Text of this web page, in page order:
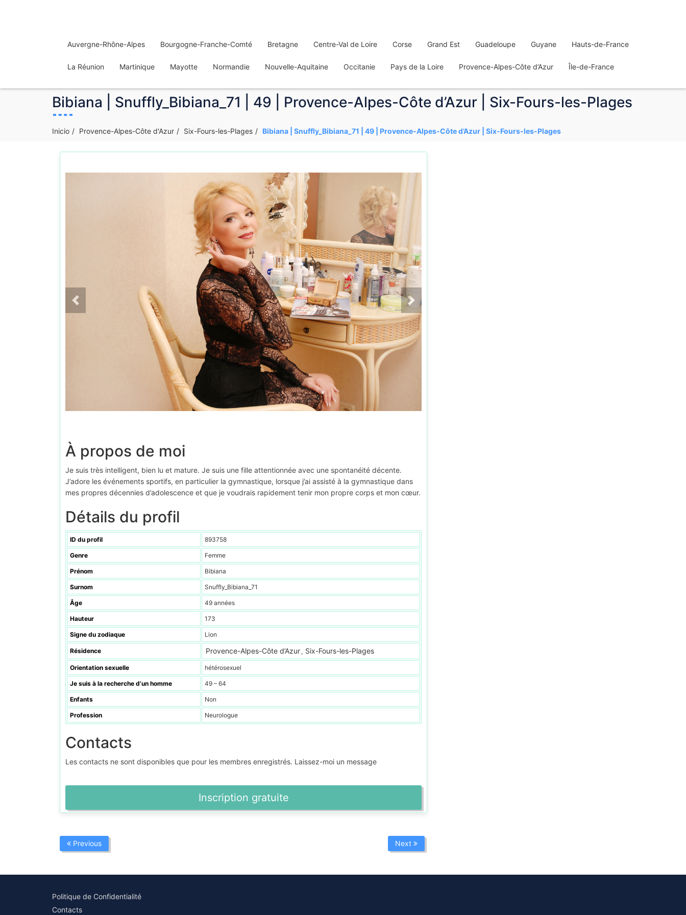
Auvergne-Rhône-Alpes Bourgogne-Franche-Comté Bretagne Centre-Val de Loire Corse Grand Est Guadeloupe Guyane Hauts-de-France
La Réunion Martinique Mayotte Normandie Nouvelle-Aquitaine Occitanie Pays de la Loire Provence-Alpes-Côte d’Azur Île-de-France
Bibiana | Snuffly_Bibiana_71 | 49 | Provence-Alpes-Côte d’Azur | Six-Fours-les-Plages
Inicio Provence-Alpes-Côte d'Azur Six-Fours-les-Plages Bibiana | Snuffly_Bibiana_71 | 49 | Provence-Alpes-Côte d’Azur | Six-Fours-les-Plages
À propos de moi
Je suis très intelligent, bien lu et mature. Je suis une fille attentionnée avec une spontanéité décente.
J’adore les événements sportifs, en particulier la gymnastique, lorsque j’ai assisté à la gymnastique dans
mes propres décennies d’adolescence et que je voudrais rapidement tenir mon propre corps et mon cœur.
Détails du profil
ID du profil 893758
Genre Femme
Prénom Bibiana
Surnom Snuffly_Bibiana_71
Âge 49 années
Hauteur 173
Signe du zodiaque Lion
Résidence Provence-Alpes-Côte d’Azur , Six-Fours-les-Plages
Orientation sexuelle hétérosexuel
Je suis à la recherche d’un homme 49 – 64
Enfants Non
Profession Neurologue
Contacts
Les contacts ne sont disponibles que pour les membres enregistrés. Laissez-moi un message
Inscription gratuite
Previous Next
Politique de Confidentialité
Contacts